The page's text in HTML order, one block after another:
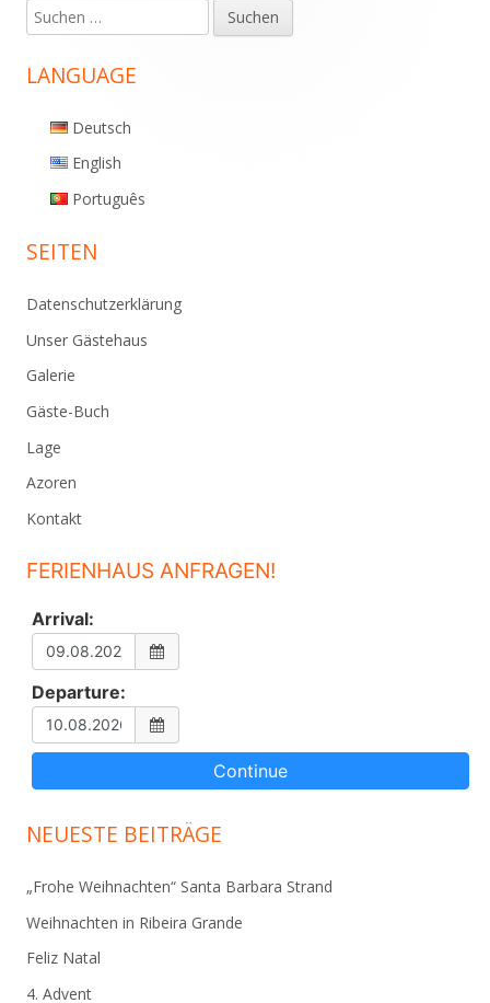
Haupt-
Seitenleiste
Suchen
nach:
LANGUAGE
Deutsch
English
Português
SEITEN
Datenschutzerklärung
Unser Gästehaus
Galerie
Gäste-Buch
Lage
Azoren
Kontakt
FERIENHAUS ANFRAGEN!
Arrival:
Departure:
NEUESTE BEITRÄGE
„Frohe Weihnachten“ Santa Barbara Strand
Weihnachten in Ribeira Grande
Feliz Natal
4. Advent